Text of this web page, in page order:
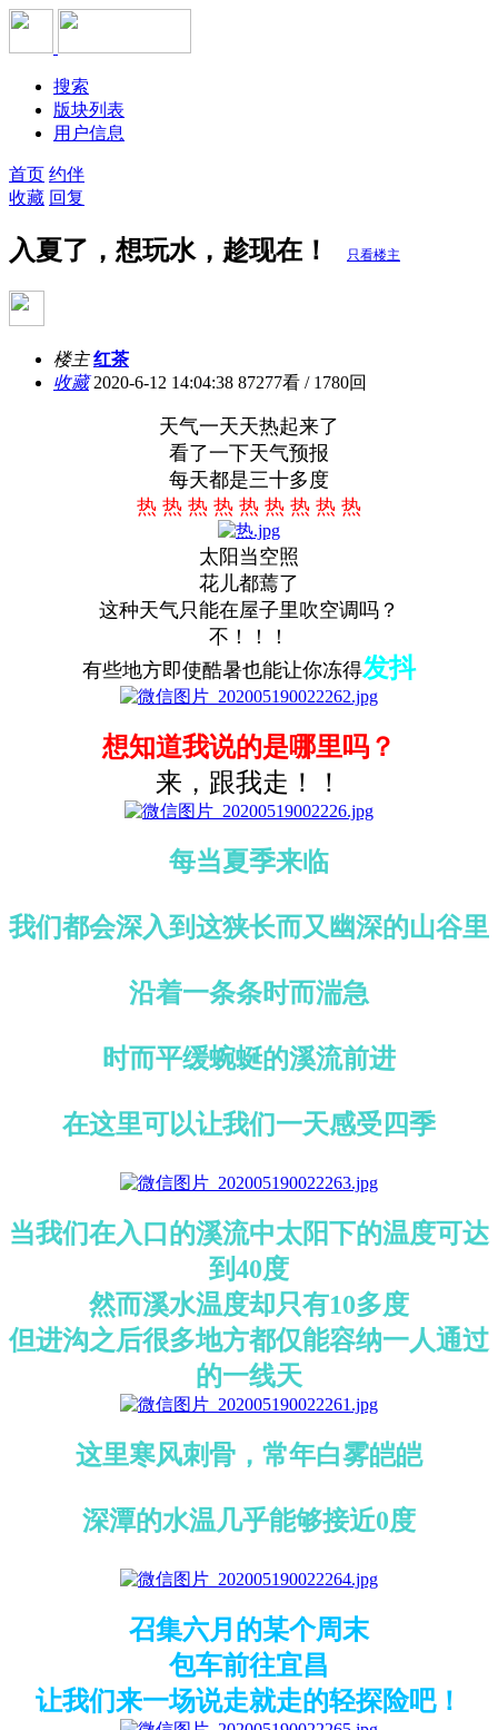
搜索
版块列表
用户信息
首页 约伴
收藏 回复
入夏了，想玩水，趁现在！ 只看楼主
楼主 红茶
收藏2020-6-12 14:04:38 87277看 / 1780回
天气一天天热起来了
看了一下天气预报
每天都是三十多度
热 热 热 热 热 热 热 热 热
太阳当空照
花儿都蔫了
这种天气只能在屋子里吹空调吗？
不！！！
有些地方即使酷暑也能让你冻得发抖
想知道我说的是哪里吗？
来，跟我走！！
每当夏季来临
我们都会深入到这狭长而又幽深的山谷里
沿着一条条时而湍急
时而平缓蜿蜒的溪流前进
在这里可以让我们一天感受四季
当我们在入口的溪流中太阳下的温度可达
到40度
然而溪水温度却只有10多度
但进沟之后很多地方都仅能容纳一人通过
的一线天
这里寒风刺骨，常年白雾皑皑
深潭的水温几乎能够接近0度
召集六月的某个周末
包车前往宜昌
让我们来一场说走就走的轻探险吧！